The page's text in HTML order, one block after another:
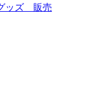
ッズ 販売